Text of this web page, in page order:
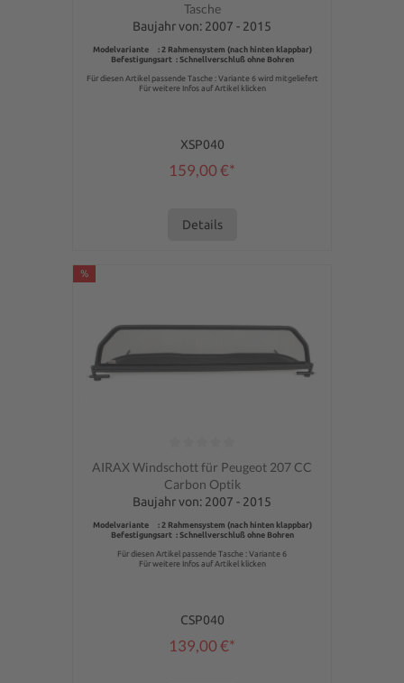
Tasche
Baujahr von: 2007 - 2015
Modelvariante : 2 Rahmensystem (nach hinten klappbar)
Befestigungsart : Schnellverschluß ohne Bohren
Für diesen Artikel passende Tasche : Variante 6 wird mitgeliefert
Für weitere Infos auf Artikel klicken
XSP040
159,00 €*
Details
%
Durchschnittliche Bewertung von 0 von 5 Sternen
AIRAX Windschott für Peugeot 207 CC
Carbon Optik
Baujahr von: 2007 - 2015
Modelvariante : 2 Rahmensystem (nach hinten klappbar)
Befestigungsart : Schnellverschluß ohne Bohren
Für diesen Artikel passende Tasche : Variante 6
Für weitere Infos auf Artikel klicken
CSP040
139,00 €*